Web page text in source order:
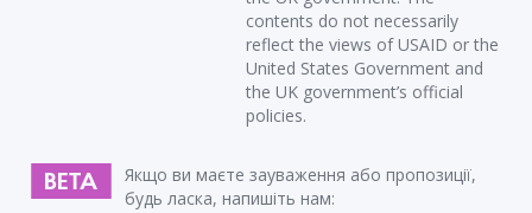
contents do not necessarily
reflect the views of USAID or the
United States Government and
the UK government’s official
policies.
Якщо ви маєте зауваження або пропозиції,
будь ласка, напишіть нам: